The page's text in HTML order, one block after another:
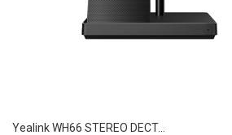
Yealink WH66 STEREO DECT...